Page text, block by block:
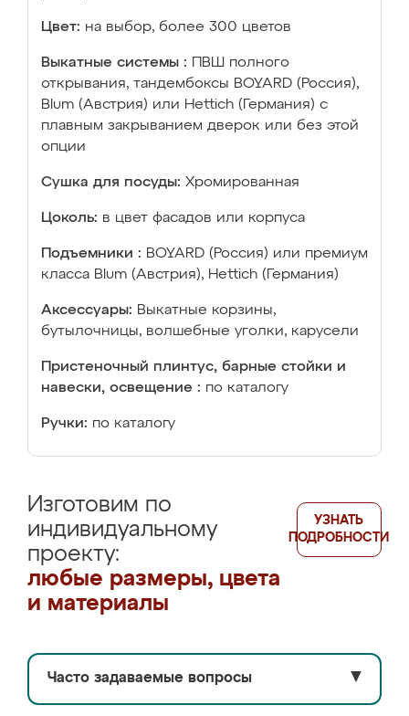
Цвет: на выбор, более 300 цветов
Выкатные системы :
ПВШ полного
открывания, тандембоксы BOYARD (Россия),
Blum (Австрия) или Hettich (Германия) с
плавным закрыванием дверок или без этой
опции
Сушка для посуды: Хромированная
Цоколь: в цвет фасадов или корпуса
Подъемники : BOYARD (Россия) или премиум
класса Blum (Австрия), Hettich (Германия)
Аксессуары: Выкатные корзины,
бутылочницы, волшебные уголки, карусели
Пристеночный плинтус, барные стойки и
навески, освещение : по каталогу
Ручки: по каталогу
Изготовим по
индивидуальному
проекту:
любые размеры, цвета
и материалы
УЗНАТЬ
ПОДРОБНОСТИ
Часто задаваемые вопросы ▼